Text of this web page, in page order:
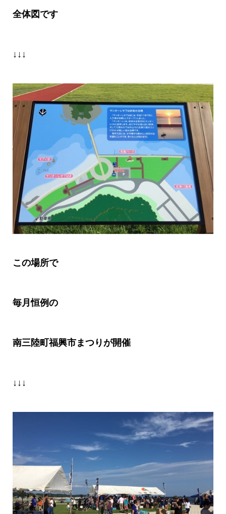
全体図です
↓↓↓
この場所で
毎月恒例の
南三陸町福興市まつりが開催
↓↓↓